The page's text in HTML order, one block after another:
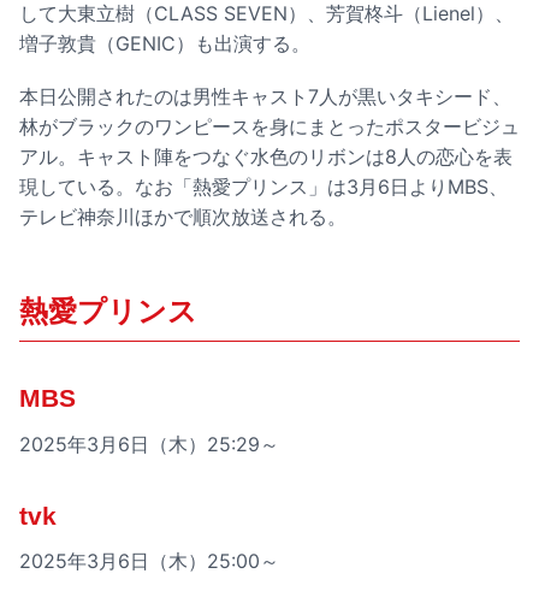
して大東立樹（CLASS SEVEN）、芳賀柊斗（Lienel）、
増子敦貴（GENIC）も出演する。
本日公開されたのは男性キャスト7人が黒いタキシード、
林がブラックのワンピースを身にまとったポスタービジュ
アル。キャスト陣をつなぐ水色のリボンは8人の恋心を表
現している。なお「熱愛プリンス」は3月6日よりMBS、
テレビ神奈川ほかで順次放送される。
熱愛プリンス
MBS
2025年3月6日（木）25:29～
tvk
2025年3月6日（木）25:00～